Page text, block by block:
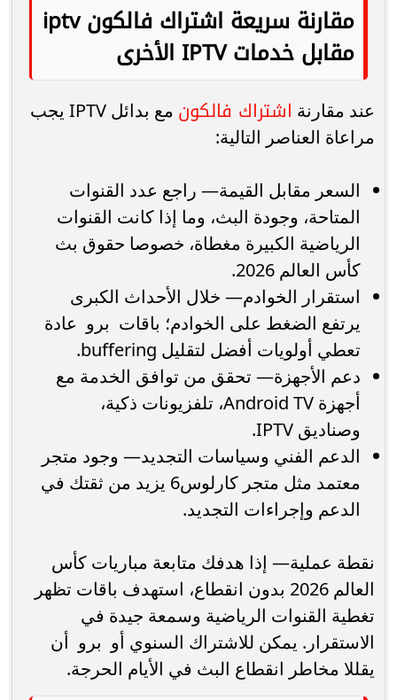
مقارنة سريعة اشتراك فالكون iptv
مقابل خدمات IPTV الأخرى
عند مقارنة اشتراك فالكون
مع بدائل IPTV يجب
مراعاة العناصر التالية:
السعر مقابل القيمة— راجع عدد القنوات
المتاحة، وجودة البث، وما إذا كانت القنوات
الرياضية الكبيرة مغطاة، خصوصا حقوق بث
كأس العالم 2026.
استقرار الخوادم— خلال الأحداث الكبرى
يرتفع الضغط على الخوادم؛ باقات برو عادة
تعطي أولويات أفضل لتقليل buffering.
دعم الأجهزة— تحقق من توافق الخدمة مع
أجهزة Android TV، تلفزيونات ذكية،
وصناديق IPTV.
الدعم الفني وسياسات التجديد— وجود متجر
معتمد مثل متجر كارلوس6 يزيد من ثقتك في
الدعم وإجراءات التجديد.
نقطة عملية— إذا هدفك متابعة مباريات كأس
العالم 2026 بدون انقطاع، استهدف باقات تظهر
تغطية القنوات الرياضية وسمعة جيدة في
الاستقرار. يمكن للاشتراك السنوي أو برو أن
يقللا مخاطر انقطاع البث في الأيام الحرجة.